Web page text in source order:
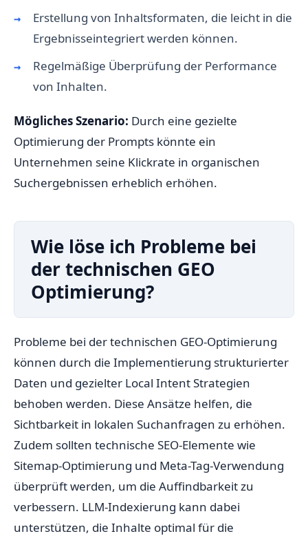
Erstellung von Inhaltsformaten, die leicht in die
Ergebnisseintegriert werden können.
Regelmäßige Überprüfung der Performance
von Inhalten.
Mögliches Szenario: Durch eine gezielte
Optimierung der Prompts könnte ein
Unternehmen seine Klickrate in organischen
Suchergebnissen erheblich erhöhen.
Wie löse ich Probleme bei
der technischen GEO
Optimierung?
Probleme bei der technischen GEO-Optimierung
können durch die Implementierung strukturierter
Daten und gezielter Local Intent Strategien
behoben werden. Diese Ansätze helfen, die
Sichtbarkeit in lokalen Suchanfragen zu erhöhen.
Zudem sollten technische SEO-Elemente wie
Sitemap-Optimierung und Meta-Tag-Verwendung
überprüft werden, um die Auffindbarkeit zu
verbessern. LLM-Indexierung kann dabei
unterstützen, die Inhalte optimal für die